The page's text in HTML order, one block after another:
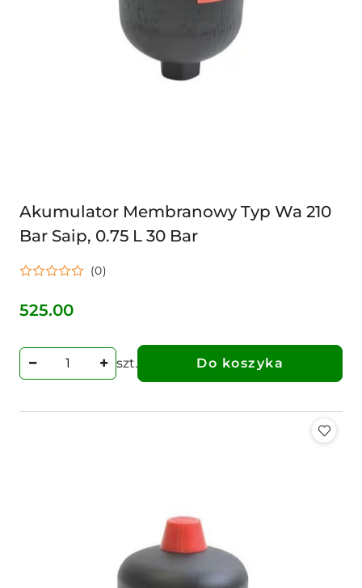
Akumulator Membranowy Typ Wa 210
Bar Saip, 0.75 L 30 Bar
(0)
Cena:
525.00
szt. Do koszyka